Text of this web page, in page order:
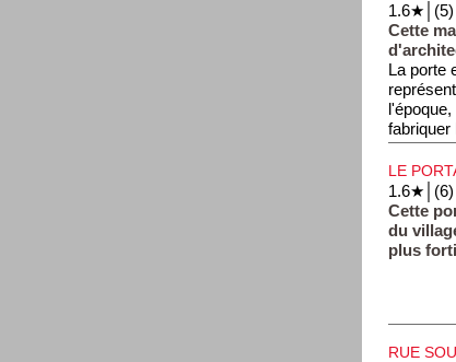
Cette
La porte
fabriquer
LE
Cette
du
plus
RUE